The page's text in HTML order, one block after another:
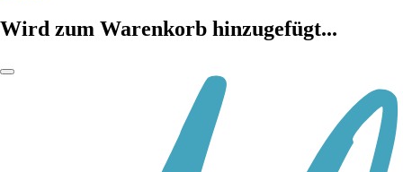
Wird zum Warenkorb hinzugefügt...